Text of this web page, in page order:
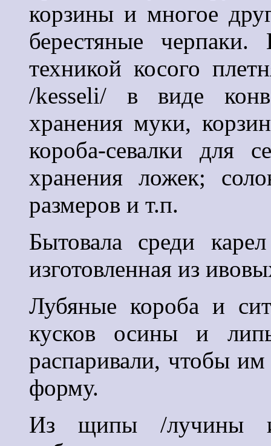
корзины и многое
берестяные
техникой косого
/kesseli/ в виде
хранения муки,
короба-севалки для
хранения ложек;
размеров и т.п.
Бытовала среди
изготовленная из
Лубяные короба и
кусков осины и
распаривали, чтобы
форму.
Из щипы /лучины